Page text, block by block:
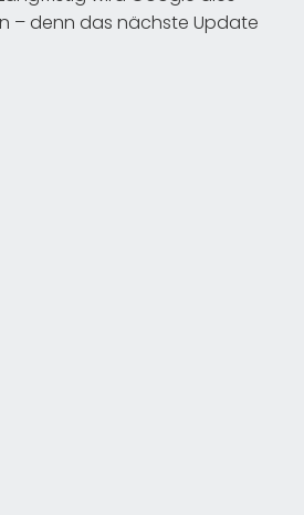
– denn das nächste Update